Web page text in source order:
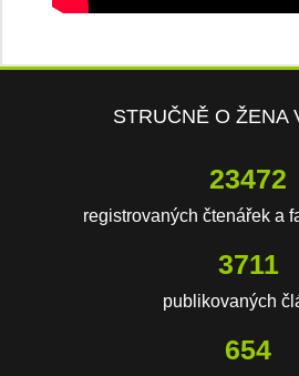
STRUČNĚ O ŽENA
23472
registrovaných čtenářek a
3711
publikovaných
654